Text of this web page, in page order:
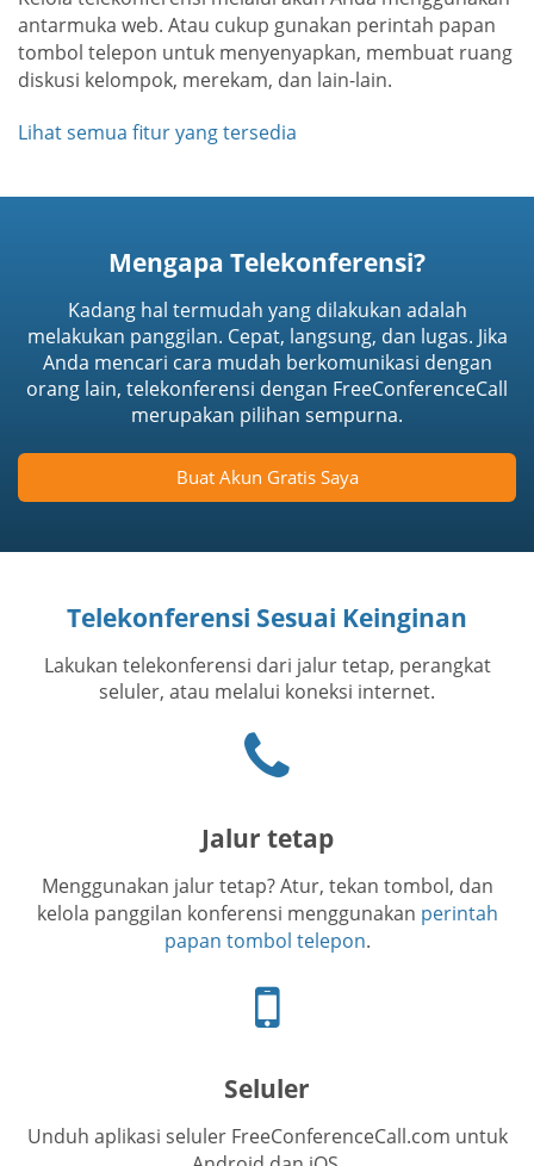
antarmuka web. Atau cukup gunakan perintah papan
tombol telepon untuk menyenyapkan, membuat ruang
diskusi kelompok, merekam, dan lain-lain.
Lihat semua fitur yang tersedia
Mengapa Telekonferensi?
Kadang hal termudah yang dilakukan adalah
melakukan panggilan. Cepat, langsung, dan lugas. Jika
Anda mencari cara mudah berkomunikasi dengan
orang lain, telekonferensi dengan FreeConferenceCall
merupakan pilihan sempurna.
Buat Akun Gratis Saya
Telekonferensi Sesuai Keinginan
Lakukan telekonferensi dari jalur tetap, perangkat
seluler, atau melalui koneksi internet.
telepon
Jalur tetap
Menggunakan jalur tetap? Atur, tekan tombol, dan
kelola panggilan konferensi menggunakan perintah
papan tombol telepon.
Ikon
telepon
Seluler
Unduh aplikasi seluler FreeConferenceCall.com untuk